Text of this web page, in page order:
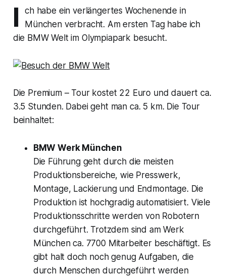
I
ch habe ein verlängertes Wochenende in
München verbracht. Am ersten Tag habe ich
die BMW Welt im Olympiapark besucht.
Die Premium – Tour kostet 22 Euro und dauert ca.
3.5 Stunden. Dabei geht man ca. 5 km. Die Tour
beinhaltet:
BMW Werk München
Die Führung geht durch die meisten
Produktionsbereiche, wie Presswerk,
Montage, Lackierung und Endmontage. Die
Produktion ist hochgradig automatisiert. Viele
Produktionsschritte werden von Robotern
durchgeführt. Trotzdem sind am Werk
München ca. 7700 Mitarbeiter beschäftigt. Es
gibt halt doch noch genug Aufgaben, die
durch Menschen durchgeführt werden